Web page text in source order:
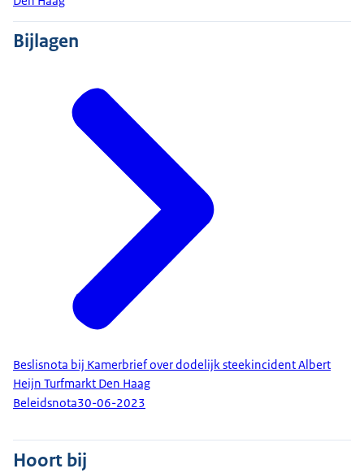
Bijlagen
Beslisnota bij Kamerbrief over dodelijk steekincident Albert
Heijn Turfmarkt Den Haag
Beleidsnota30-06-2023
Hoort bij